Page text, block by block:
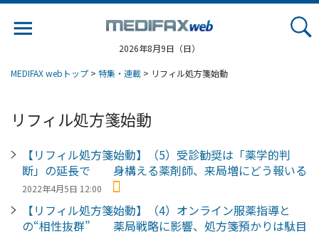
2026年8月9日（日）
MEDIFAX webトップ > 特集・連載 > リフィル処方箋始動
リフィル処方箋始動
【リフィル処方箋始動】（5）受診勧奨は「薬学的判
断」の延長で 身構える薬剤師、来局増にどう報いる
2022年4月5日 12:00
【リフィル処方箋始動】（4）オンライン服薬指導と
の“相性抜群” 薬局戦略に影響、処方箋預かりは駄目